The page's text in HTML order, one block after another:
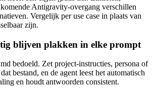
Antigravity-overgang verschillen
Vergelijk per use case in plaats van
zijn.
blijven plakken in elke prompt
bedoeld. Zet project-instructies, persona of
bestand, en de agent leest het automatisch
en houdt antwoorden consistent.